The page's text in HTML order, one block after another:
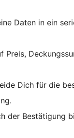
Daten in ein
Preis,
Dich für die
der Bestätigung